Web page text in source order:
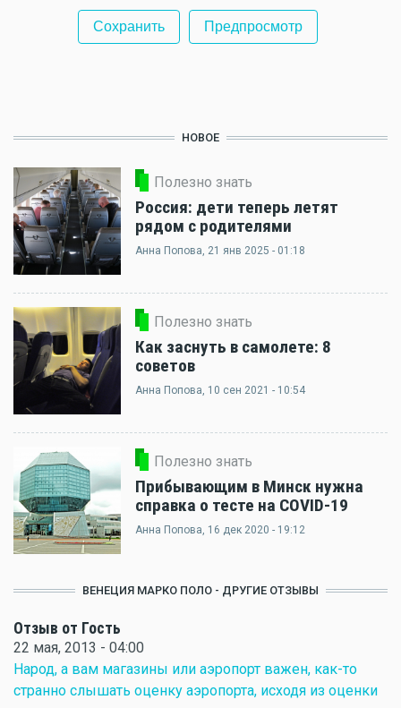
НОВОЕ
Полезно знать
Россия: дети теперь летят
рядом с родителями
Анна Попова, 21 янв 2025 - 01:18
Полезно знать
Как заснуть в самолете: 8
советов
Анна Попова, 10 сен 2021 - 10:54
Полезно знать
Прибывающим в Минск нужна
справка о тесте на COVID-19
Анна Попова, 16 дек 2020 - 19:12
ВЕНЕЦИЯ МАРКО ПОЛО - ДРУГИЕ ОТЗЫВЫ
Отзыв от Гость
22 мая, 2013 - 04:00
Народ, а вам магазины или аэропорт важен, как-то
странно слышать оценку аэропорта, исходя из оценки